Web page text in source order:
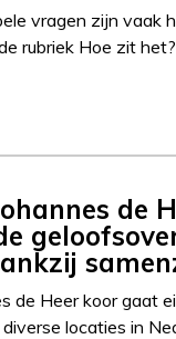
vragen zijn vaak
rubriek Hoe zit
de
de Heer koor gaat
locaties in